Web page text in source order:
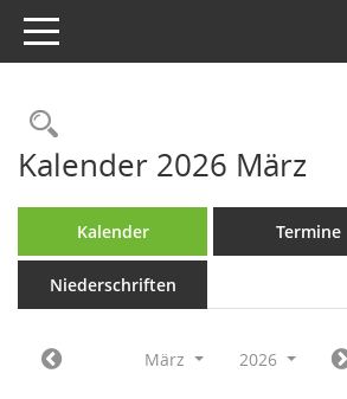
Toggle navigation
Rechercheauswahl
Kalender 2026 März
Kalender Termine
Niederschriften
März 2026